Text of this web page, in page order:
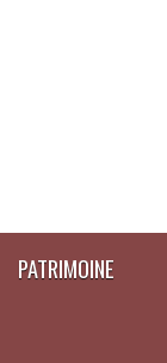
PATRIMOINE